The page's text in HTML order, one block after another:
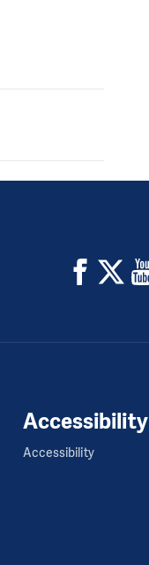
Accessibility
Accessibility